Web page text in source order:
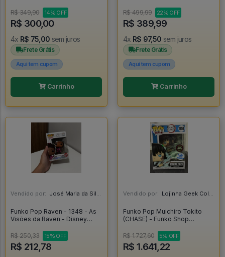
Academia
R$ 349,90 14% OFF
R$ 300,00
4x R$ 75,00 sem juros
Frete Grátis
Aqui tem cupom
Carrinho
Dragon #12
R$ 499,99 22% OFF
R$ 389,99
4x R$ 97,50 sem juros
Frete Grátis
Aqui tem cupom
Carrinho
Vendido por: José Maria da Silva Junior - AL
Funko Pop Raven - 1348 - As
Visões da Raven - Disney
Raven Baxter - Disney 100
#1348
R$ 250,33 15% OFF
R$ 212,78
Vendido por: Lojinha Geek Colecionáveis - DF
Funko Pop Muichiro Tokito
(CHASE) - Funko Shop
#1858 *RARO* - FUNKO POP
#1858
R$ 1.727,60 5% OFF
R$ 1.641,22